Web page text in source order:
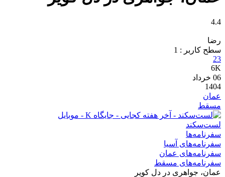
4.4
رضا
سطح کاربر : 1
23
6K
06 خرداد
1404
عمان
مسقط
لست‌سکند
سفرنامه‌ها
سفرنامه‌های آسیا
سفرنامه‌های عمان
سفرنامه‌های مسقط
عمان، جواهری در دل کویر